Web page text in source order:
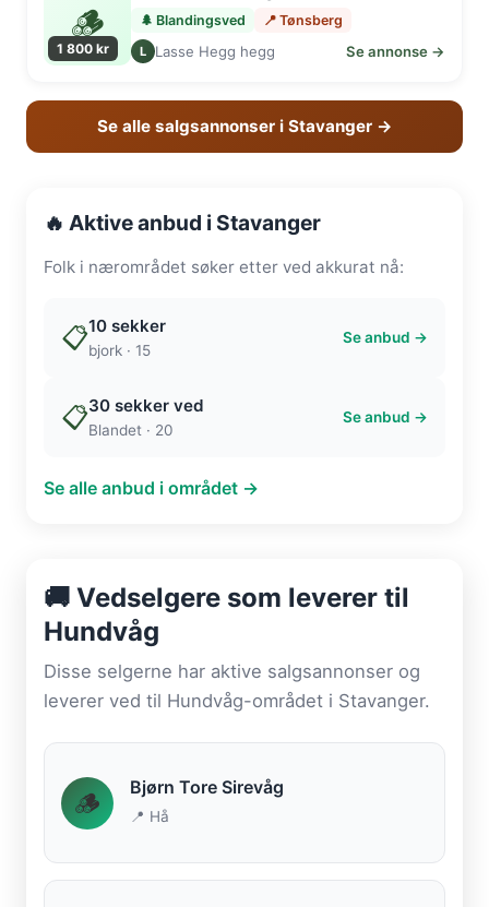
🪵
1 800 kr
🌲 Blandingsved 📍 Tønsberg
L Lasse Hegg hegg Se annonse →
Se alle salgsannonser i Stavanger →
🔥 Aktive anbud i Stavanger
Folk i nærområdet søker etter ved akkurat nå:
📋10 sekker
bjork · 15
Se anbud →
📋30 sekker ved
Blandet · 20
Se anbud →
Se alle anbud i området →
🚚 Vedselgere som leverer til
Hundvåg
Disse selgerne har aktive salgsannonser og
leverer ved til Hundvåg-området i Stavanger.
🪵 Bjørn Tore Sirevåg
📍 Hå